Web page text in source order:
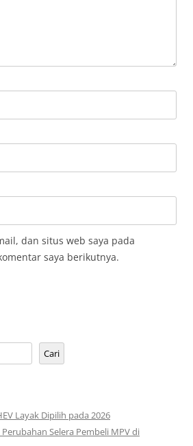
dan situs web saya pada
saya berikutnya.
Cari
Layak Dipilih pada 2026
Selera Pembeli MPV di